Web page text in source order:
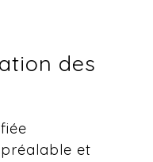
des
et